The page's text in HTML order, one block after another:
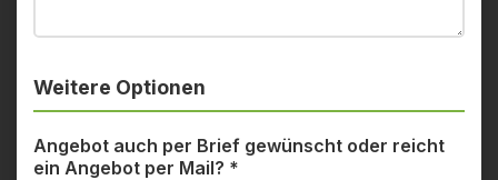
Weitere Optionen
Angebot auch per Brief gewünscht oder reicht
ein Angebot per Mail? *